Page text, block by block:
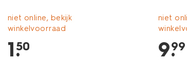
niet online, bekijk
winkelvoorraad
1.
50
niet
9.
99